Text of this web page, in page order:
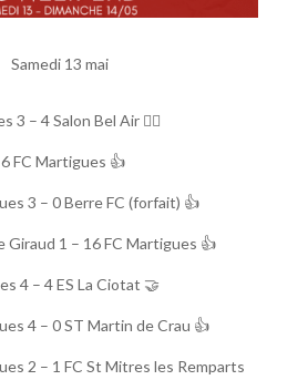
Samedi 13 mai
3 – 4 Salon Bel Air 👎🏼
FC Martigues 👍
3 – 0 Berre FC (forfait) 👍
Giraud 1 – 16 FC Martigues 👍
4 – 4 ES La Ciotat 🤝
4 – 0 ST Martin de Crau 👍
2 – 1 FC St Mitres les Remparts